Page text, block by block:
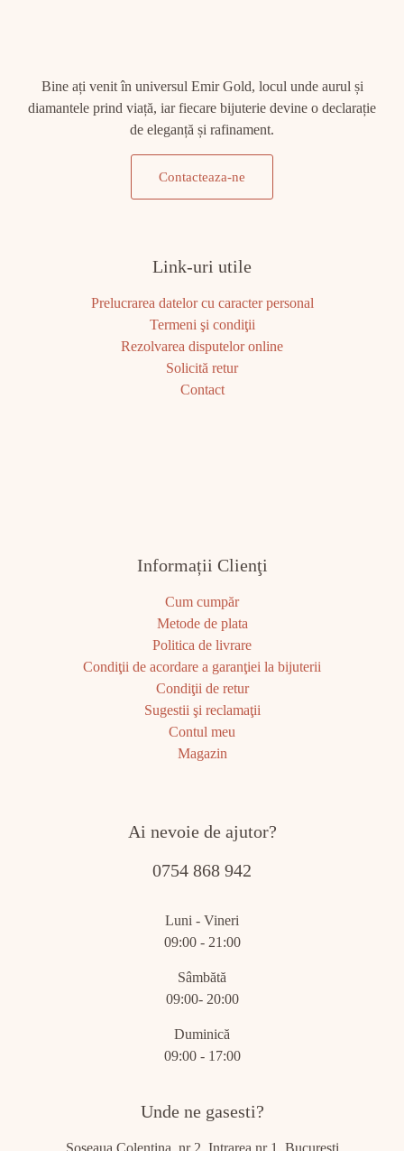
Bine ați venit în universul Emir Gold, locul unde aurul și
diamantele prind viață, iar fiecare bijuterie devine o declarație
de eleganță și rafinament.
Contacteaza-ne
Link-uri utile
Prelucrarea datelor cu caracter personal
Termeni şi condiţii
Rezolvarea disputelor online
Solicită retur
Contact
Informații Clienţi
Cum cumpăr
Metode de plata
Politica de livrare
Condiţii de acordare a garanţiei la bijuterii
Condiţii de retur
Sugestii şi reclamaţii
Contul meu
Magazin
Ai nevoie de ajutor?
0754 868 942
Luni - Vineri
09:00 - 21:00
Sâmbătă
09:00- 20:00
Duminică
09:00 - 17:00
Unde ne gasesti?
Șoseaua Colentina, nr 2, Intrarea nr 1, Bucuresti